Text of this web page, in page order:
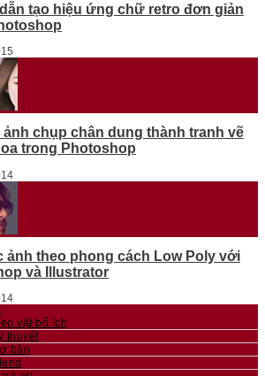
tạo hiệu ứng chữ retro đơn giản
ảnh chụp chân dung thành tranh vẽ
trong Photoshop
ảnh theo phong cách Low Poly với
và Illustrator
vặt bổ ích
thuyết
bản